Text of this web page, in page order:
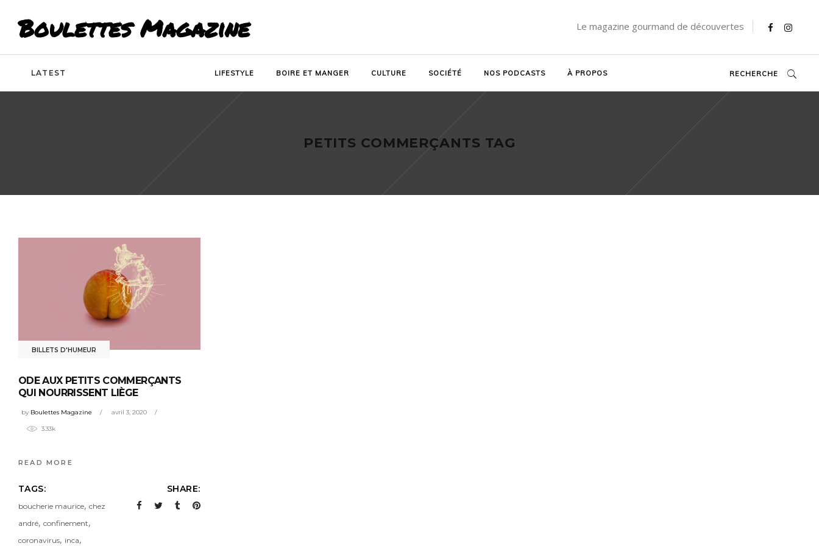
Boulettes Magazine Le magazine gourmand de découvertes
LATEST LIFESTYLE BOIRE ET MANGER CULTURE SOCIÉTÉ NOS PODCASTS À PROPOS RECHERCHE
PETITS COMMERÇANTS TAG
BILLETS D'HUMEUR
ODE AUX PETITS COMMERÇANTS
QUI NOURRISSENT LIÈGE
by Boulettes Magazine avril 3, 2020
3.33k
READ MORE
TAGS:
boucherie maurice, chez
andré, confinement,
coronavirus, inca,
SHARE: